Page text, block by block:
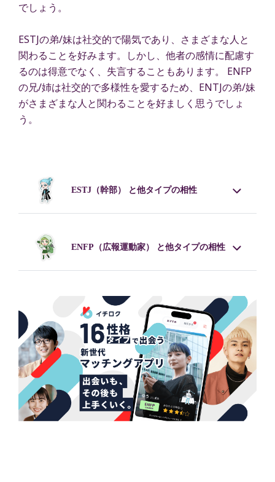
でしょう。
ESTJの弟/妹は社交的で陽気であり、さまざまな人と
関わることを好みます。しかし、他者の感情に配慮す
るのは得意でなく、失言することもあります。 ENFP
の兄/姉は社交的で多様性を愛するため、ENTJの弟/妹
がさまざまな人と関わることを好ましく思うでしょ
う。
ESTJ （幹部） と他タイプの相性
ENFP （広報運動家） と他タイプの相性